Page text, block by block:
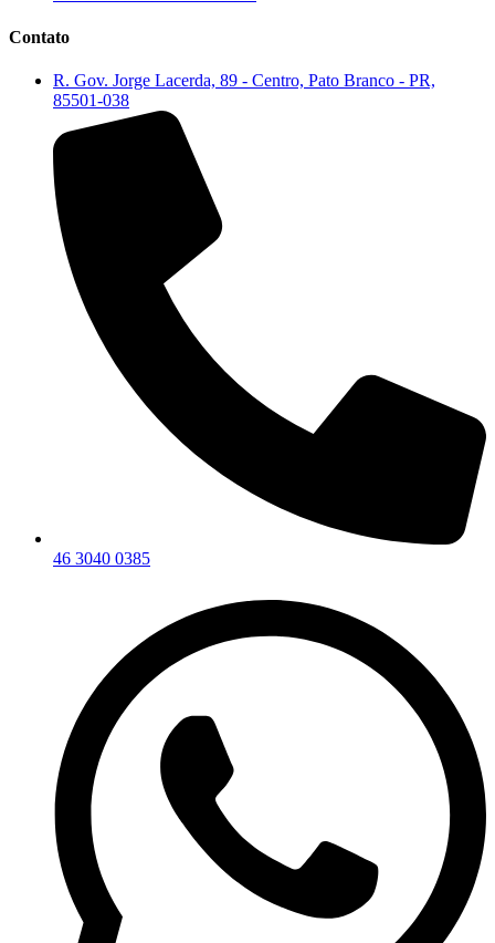
Contato
R. Gov. Jorge Lacerda, 89 - Centro, Pato Branco - PR,
85501-038
46 3040 0385